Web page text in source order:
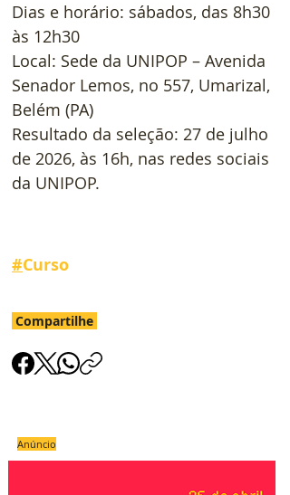
Dias e horário: sábados, das 8h30
às 12h30
Local: Sede da UNIPOP – Avenida
Senador Lemos, no 557, Umarizal,
Belém (PA)
Resultado da seleção: 27 de julho
de 2026, às 16h, nas redes sociais
da UNIPOP.
#Curso
Compartilhe
Anúncio